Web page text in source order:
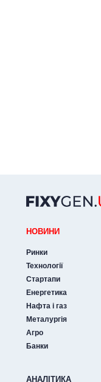
НОВИНИ
Ринки
Технології
Стартапи
Енергетика
Нафта і газ
Металургія
Агро
Банки
АНАЛIТИКА